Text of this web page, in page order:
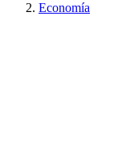
Economía